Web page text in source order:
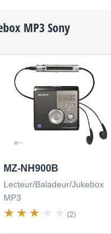
MP3Sony
MZ-NH900B
Lecteur/Baladeur/Jukebox
MP3
(2)